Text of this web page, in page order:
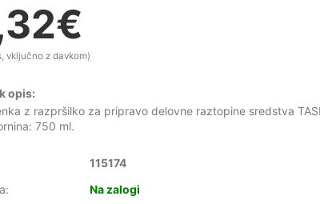
€
vključno z davkom)
opis:
z razpršilko za pripravo delovne raztopine sredstva
750 ml.
115174
Na zalogi